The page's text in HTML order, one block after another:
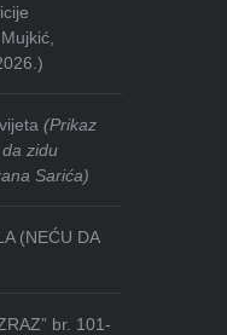
(Prikaz
zidu
Sarića)
(NEĆU DA
br. 101-